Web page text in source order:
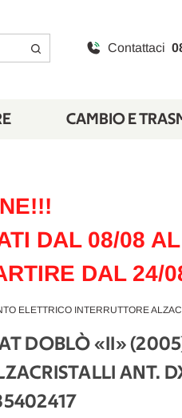
Contattaci
CAMBIO E
DAL 08/08
DAL 24/
ELETTRICO INTERRUTTORE
DOBLÒ «II»
ANT.